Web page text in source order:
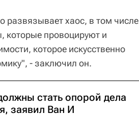
развязывает хаос, в том числе
которые провоцируют и
которое искусственно
- заключил он.
стать опорой дела
заявил Ван И